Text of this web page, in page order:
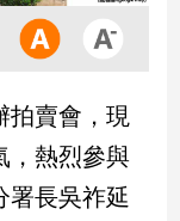
拍賣會，現
，熱烈參與
署長吳祚延